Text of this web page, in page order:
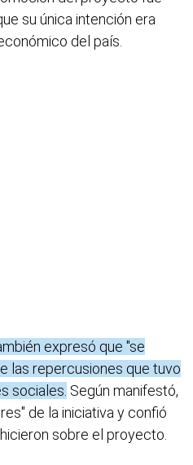
su única intención era
del país.
expresó que "se
las repercusiones que tuvo
sociales. Según manifestó,
de la iniciativa y confió
sobre el proyecto.